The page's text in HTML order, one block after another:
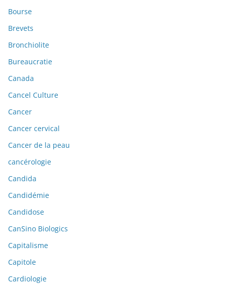
Bourse
Brevets
Bronchiolite
Bureaucratie
Canada
Cancel Culture
Cancer
Cancer cervical
Cancer de la peau
cancérologie
Candida
Candidémie
Candidose
CanSino Biologics
Capitalisme
Capitole
Cardiologie